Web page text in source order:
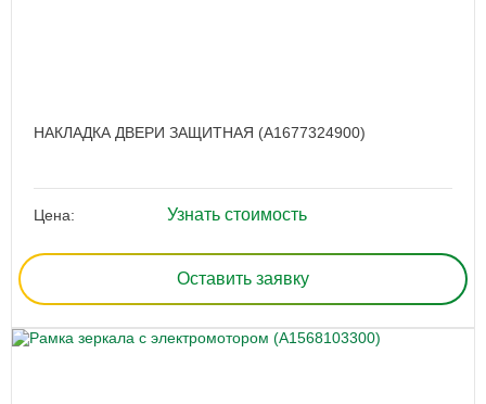
НАКЛАДКА ДВЕРИ ЗАЩИТНАЯ (A1677324900)
Цена: Узнать стоимость
Оставить заявку